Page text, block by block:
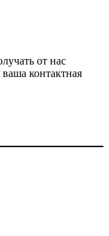
от нас
контактная